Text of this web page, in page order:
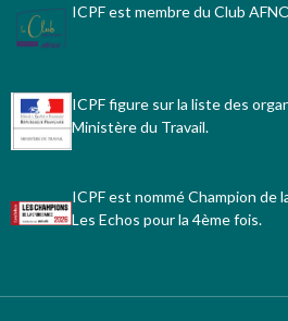
ICPF est membre du Club
ICPF figure sur la liste des
Ministère du Travail.
ICPF est nommé Champion de
Les Echos pour la 4ème fois.